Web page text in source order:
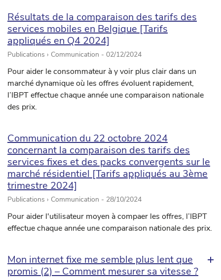
Résultats de la comparaison des tarifs des
services mobiles en Belgique [Tarifs
appliqués en Q4 2024]
Publications › Communication - 02/12/2024
Pour aider le consommateur à y voir plus clair dans un
marché dynamique où les offres évoluent rapidement,
l’IBPT effectue chaque année une comparaison nationale
des prix.
Communication du 22 octobre 2024
concernant la comparaison des tarifs des
services fixes et des packs convergents sur le
marché résidentiel [Tarifs appliqués au 3ème
trimestre 2024]
Publications › Communication - 28/10/2024
Pour aider l'utilisateur moyen à compaer les offres, l’IBPT
effectue chaque année une comparaison nationale des prix.
Mon internet fixe me semble plus lent que
promis (2) – Comment mesurer sa vitesse ?